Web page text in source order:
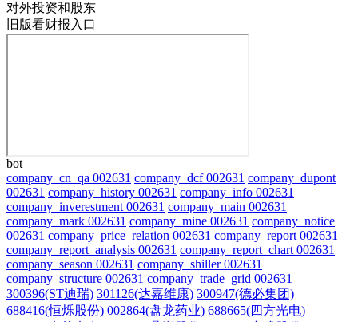
对外投资和股东
旧版看财报入口
bot
company_cn_qa 002631 company_dcf 002631 company_dupont
002631 company_history 002631 company_info 002631
company_inverestment 002631 company_main 002631
company_mark 002631 company_mine 002631 company_notice
002631 company_price_relation 002631 company_report 002631
company_report_analysis 002631 company_report_chart 002631
company_season 002631 company_shiller 002631
company_structure 002631 company_trade_grid 002631
300396(ST迪瑞) 301126(达嘉维康) 300947(德必集团)
688416(恒烁股份) 002864(盘龙药业) 688665(四方光电)